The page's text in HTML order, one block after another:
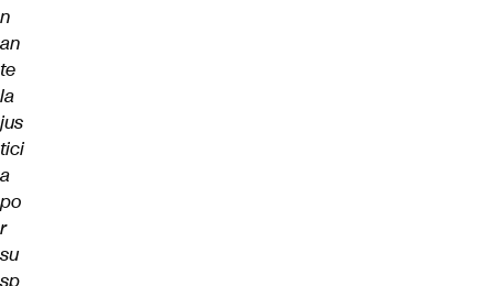
n
an
te
la
jus
tici
a
po
r
su